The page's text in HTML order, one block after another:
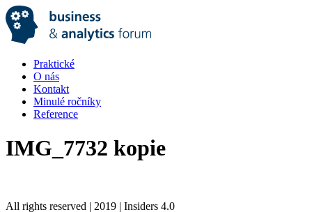
Praktické
O nás
Kontakt
Minulé ročníky
Reference
IMG_7732 kopie
All rights reserved | 2019 | Insiders 4.0